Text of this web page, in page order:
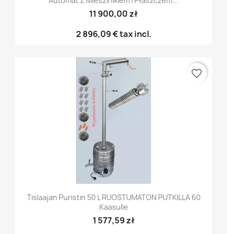
11 900,00 zł
2 896,09 €tax incl.
Tislaajan Puristin 50 L RUOSTUMATON PUTKILLA 60
Kaasulle
1 577,59 zł
favorite_border